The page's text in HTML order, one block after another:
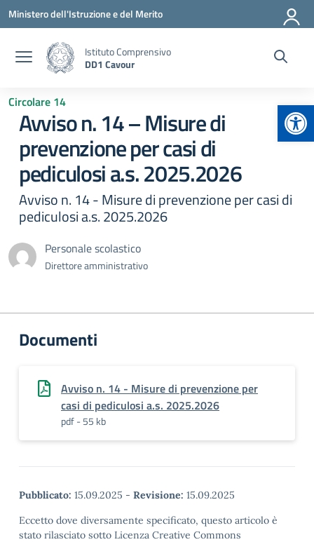
Vai ai contenuti
Vai al menu di navigazione
Vai al footer
Ministero dell'Istruzione e del Merito
Istituto Comprensivo
DD1 Cavour
Circolare 14
Avviso n. 14 – Misure di
prevenzione per casi di
pediculosi a.s. 2025.2026
Avviso n. 14 - Misure di prevenzione per casi di
pediculosi a.s. 2025.2026
Personale scolastico
Direttore amministrativo
Documenti
Avviso n. 14 - Misure di prevenzione per
casi di pediculosi a.s. 2025.2026
pdf - 55 kb
Pubblicato: 15.09.2025 - Revisione: 15.09.2025
Eccetto dove diversamente specificato, questo articolo è
stato rilasciato sotto Licenza Creative Commons